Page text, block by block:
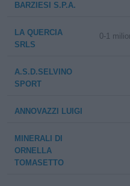
BARZIESI S.P.A.
LA QUERCIA
SRLS
0-1
A.S.D.SELVINO
SPORT
ANNOVAZZI LUIGI
MINERALI DI
ORNELLA
TOMASETTO